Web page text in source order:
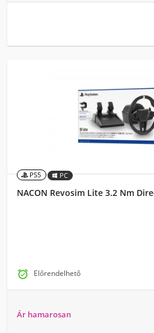
PS5 PC
NACON Revosim Lite 3.2 Nm
 Előrendelhető
Ár hamarosan